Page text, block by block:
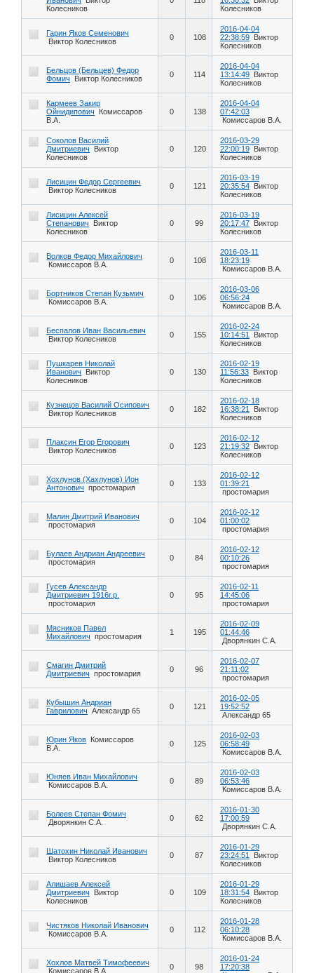
Колесников
Колесников
Гарин Яков Семенович
Виктор Колесников
0 108
2016-04-04
22:38:59 Виктор
Колесников
Бельцов (Бельцев) Федор
Фомич
Виктор Колесников 0 114
2016-04-04
13:14:49 Виктор
Колесников
Кармеев Закир
Ойнидипович
Комиссаров
В.А.
0 138
2016-04-04
07:42:03
Комиссаров В.А.
Соколов Василий
Дмитриевич
Виктор
Колесников
0 120
2016-03-29
22:00:19 Виктор
Колесников
Лисицин Федор Сергеевич
Виктор Колесников
0 121
2016-03-19
20:35:54 Виктор
Колесников
Лисицин Алексей
Степанович
Виктор
Колесников
0 99
2016-03-19
20:17:47 Виктор
Колесников
Волков Федор Михайлович
Комиссаров В.А.
0 108
2016-03-11
18:23:19
Комиссаров В.А.
Бортников Степан Кузьмич
Комиссаров В.А.
0 106
2016-03-06
06:56:24
Комиссаров В.А.
Беспалов Иван Васильевич
Виктор Колесников
0 155
2016-02-24
10:14:51
Виктор
Колесников
Пушкарев Николай
Иванович
Виктор
Колесников
0 130
2016-02-19
11:56:33 Виктор
Колесников
Кузнецов Василий Осипович
Виктор Колесников
0 182
2016-02-18
16:38:21
Виктор
Колесников
Плаксин Егор Егорович
Виктор Колесников
0 123
2016-02-12
21:19:32 Виктор
Колесников
Хохлунов (Хахлунов) Ион
Антонович
простомария 0 133
2016-02-12
01:39:21
простомария
Малин Дмитрий Иванович
простомария
0 104
2016-02-12
01:00:02
простомария
Булаев Андриан Андреевич
простомария
0 84
2016-02-12
00:10:26
простомария
Гусев Александр
Дмитриевич 1916г.р.
простомария
0 95
2016-02-11
14:45:06
простомария
Мясников Павел
Михайлович
простомария 1 195
2016-02-09
01:44:46
Дворянкин С.А.
Смагин Дмитрий
Дмитриевич
простомария 0 96
2016-02-07
21:11:02
простомария
Кубышин Андриан
Гаврилович
Александр 65 0 121
2016-02-05
19:52:52
Александр 65
Юрин Яков Комиссаров
В.А.
0 125
2016-02-03
06:58:49
Комиссаров В.А.
Юняев Иван Михайлович
Комиссаров В.А.
0 89
2016-02-03
06:53:46
Комиссаров В.А.
Болеев Степан Фомич
Дворянкин С.А.
0 62
2016-01-30
17:00:59
Дворянкин С.А.
Шатохин Николай Иванович
Виктор Колесников
0 87
2016-01-29
23:24:51
Виктор
Колесников
Алишаев Алексей
Дмитриевич
Виктор
Колесников
0 109
2016-01-29
18:31:54 Виктор
Колесников
Чистяков Николай Иванович
Комиссаров В.А.
0 112
2016-01-28
06:10:28
Комиссаров В.А.
Хохлов Матвей Тимофеевич
Комиссаров В.А.
0 98
2016-01-24
17:20:38